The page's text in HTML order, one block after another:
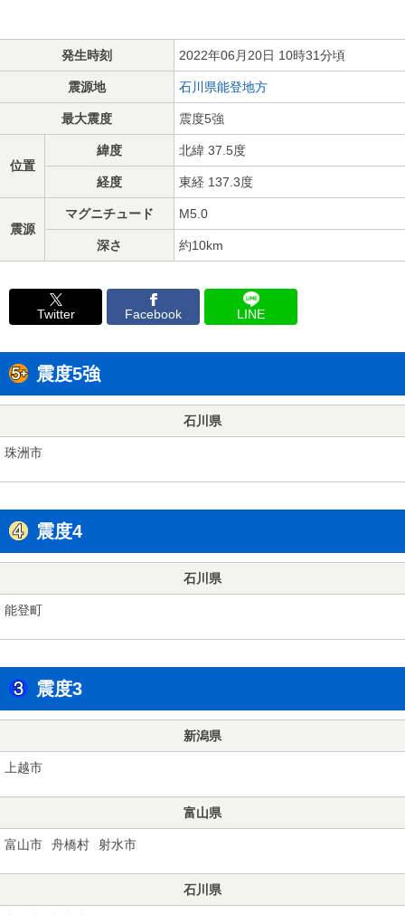
発生時刻 2022年06月20日 10時31分頃
震源地 石川県能登地方
最大震度 震度5強
位置
緯度 北緯 37.5度
経度 東経 137.3度
震源
マグニチュード M5.0
深さ 約10km
Twitter Facebook LINE
震度5強
石川県
珠洲市
震度4
石川県
能登町
震度3
新潟県
上越市
富山県
富山市 舟橋村 射水市
石川県